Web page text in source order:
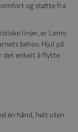
og støtte fra
linjer, er Lemo
behov. Hjul på
det enkelt å flytte
én hånd, helt uten